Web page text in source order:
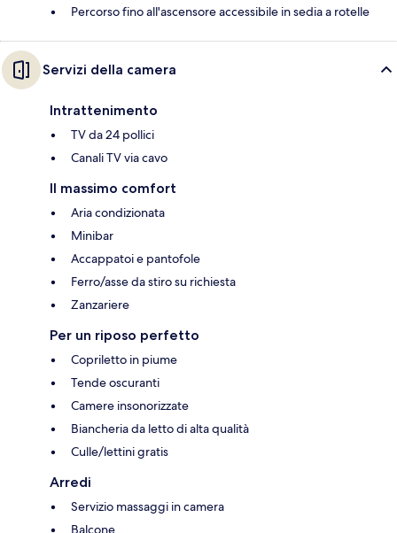
Percorso fino all'ascensore accessibile in sedia a rotelle
Servizi della camera
Intrattenimento
TV da 24 pollici
Canali TV via cavo
Il massimo comfort
Aria condizionata
Minibar
Accappatoi e pantofole
Ferro/asse da stiro su richiesta
Zanzariere
Per un riposo perfetto
Copriletto in piume
Tende oscuranti
Camere insonorizzate
Biancheria da letto di alta qualità
Culle/lettini gratis
Arredi
Servizio massaggi in camera
Balcone